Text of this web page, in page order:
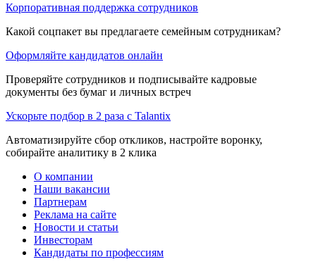
Корпоративная поддержка сотрудников
Какой соцпакет вы предлагаете семейным сотрудникам?
Оформляйте кандидатов онлайн
Проверяйте сотрудников и подписывайте кадровые
документы без бумаг и личных встреч
Ускорьте подбор в 2 раза с Talantix
Автоматизируйте сбор откликов, настройте воронку,
собирайте аналитику в 2 клика
О компании
Наши вакансии
Партнерам
Реклама на сайте
Новости и статьи
Инвесторам
Кандидаты по профессиям